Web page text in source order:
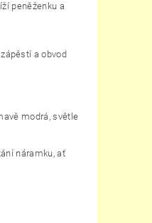
peněženku a
a obvod
modrá, světle
náramku, ať